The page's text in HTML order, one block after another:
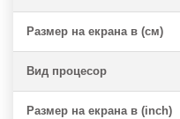
Размер на екрана в (см)
Вид процесор
Размер на екрана в (inch)